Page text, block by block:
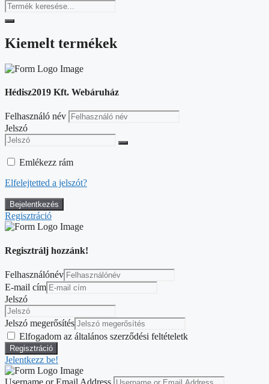
Kiemelt termékek
Hédisz2019 Kft. Webáruház
Felhasználó név
Jelszó
Emlékezz rám
Elfelejtetted a jelszót?
Regisztráció
Regisztrálj hozzánk!
Felhasználónév
E-mail cím
Jelszó
Jelszó megerősítés
Elfogadom az általános szerződési feltételetk
Jelentkezz be!
Username or Email Address